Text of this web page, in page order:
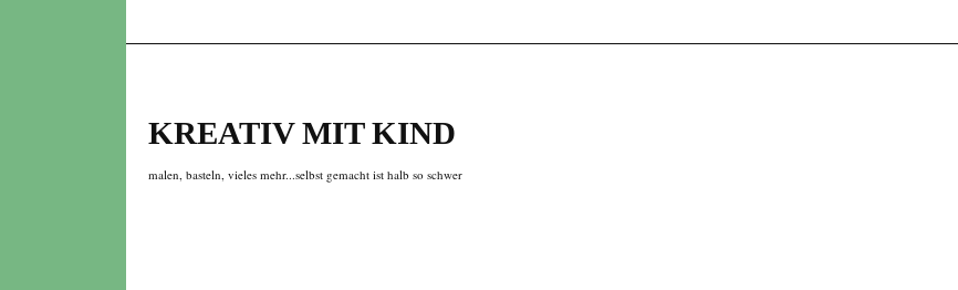
KREATIV MIT KIND
malen, basteln, vieles mehr...selbst gemacht ist halb so schwer